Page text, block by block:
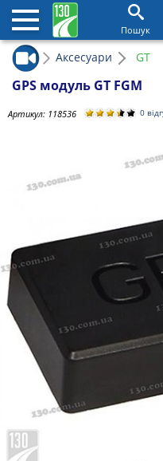
Пошук
Аксесуари GT
GPS модуль GT FGM
Артикул: 118536 0